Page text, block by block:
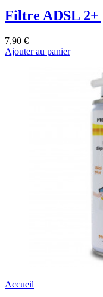
Filtre ADSL 2+
7,90 €
Ajouter au panier
Accueil